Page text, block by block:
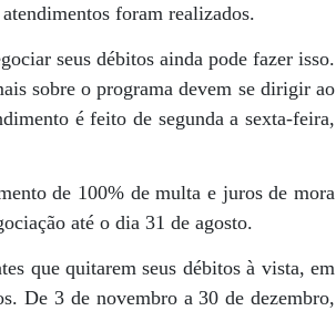
foram realizados.
seus débitos ainda pode fazer isso.
sobre o programa devem se dirigir ao
é feito de segunda a sexta-feira,
de 100% de multa e juros de mora
até o dia 31 de agosto.
que quitarem seus débitos à vista, em
De 3 de novembro a 30 de dezembro,